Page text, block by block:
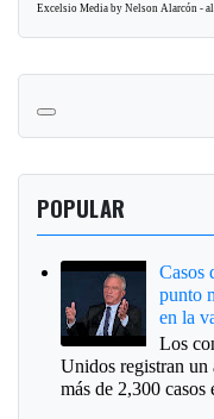
Excelsio Media by Nelson Alarcón -
POPULAR
Casos
punto
en la
Los
Unidos registran un
más de 2,300